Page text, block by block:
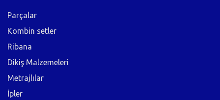
Parçalar
Kombin setler
Ribana
Dikiş Malzemeleri
Metrajlılar
İpler